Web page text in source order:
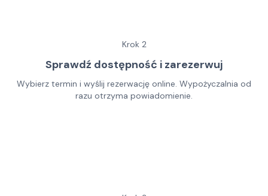
Krok 2
Sprawdź dostępność i zarezerwuj
Wybierz termin i wyślij rezerwację online. Wypożyczalnia od
razu otrzyma powiadomienie.